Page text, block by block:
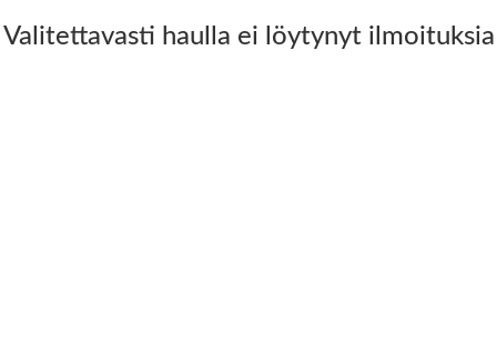
Valitettavasti haulla ei löytynyt ilmoituksia